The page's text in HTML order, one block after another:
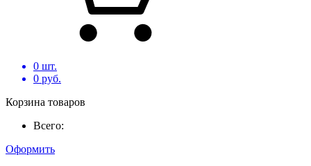
0 шт.
0 руб.
Корзина товаров
Всего:
Оформить